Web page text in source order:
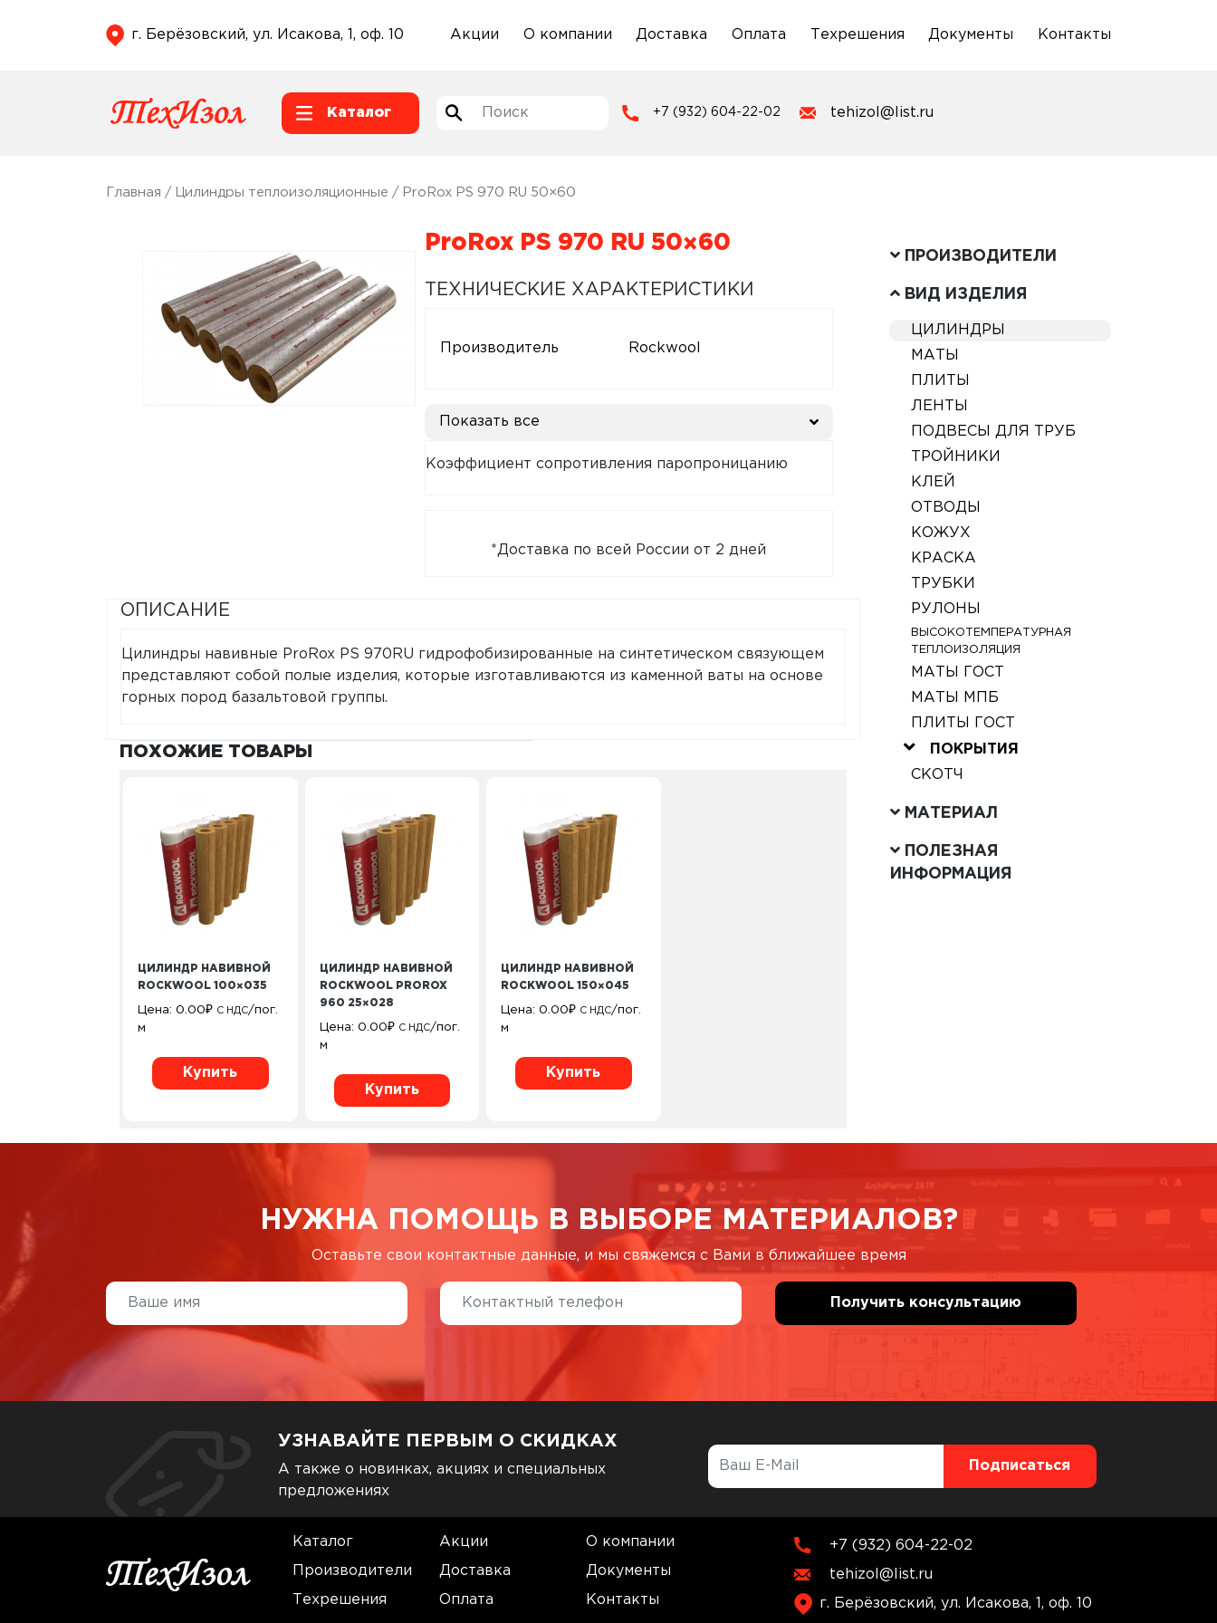
г. Берёзовский, ул. Исакова, 1, оф. 10 Акции О компании Доставка Оплата Техрешения Документы Контакты
Каталог +7 (932) 604-22-02 tehizol@list.ru
Главная / Цилиндры теплоизоляционные / ProRox PS 970 RU 50×60
ProRox PS 970 RU 50×60
ТЕХНИЧЕСКИЕ ХАРАКТЕРИСТИКИ
Производитель Rockwool
Показать все
Коэффициент сопротивления паропроницанию
*Доставка по всей России от 2 дней
ОПИСАНИЕ
Цилиндры навивные ProRox PS 970RU гидрофобизированные на синтетическом связующем
представляют собой полые изделия, которые изготавливаются из каменной ваты на основе
горных пород базальтовой группы.
ПОХОЖИЕ ТОВАРЫ
ЦИЛИНДР НАВИВНОЙ
ROCKWOOL 100×035
Цена: 0.00₽ С НДС/пог.
м
Купить
ЦИЛИНДР НАВИВНОЙ
ROCKWOOL PROROX
960 25×028
Цена: 0.00₽ С НДС/пог.
м
Купить
ЦИЛИНДР НАВИВНОЙ
ROCKWOOL 150×045
Цена:0.00₽ С НДС/пог.
м
Купить
ПРОИЗВОДИТЕЛИ
ВИД ИЗДЕЛИЯ
ЦИЛИНДРЫ
МАТЫ
ПЛИТЫ
ЛЕНТЫ
ПОДВЕСЫ ДЛЯ ТРУБ
ТРОЙНИКИ
КЛЕЙ
ОТВОДЫ
КОЖУХ
КРАСКА
ТРУБКИ
РУЛОНЫ
ВЫСОКОТЕМПЕРАТУРНАЯ
ТЕПЛОИЗОЛЯЦИЯ
МАТЫ ГОСТ
МАТЫ МПБ
ПЛИТЫ ГОСТ
ПОКРЫТИЯ
СКОТЧ
МАТЕРИАЛ
ПОЛЕЗНАЯ
ИНФОРМАЦИЯ
НУЖНА ПОМОЩЬ В ВЫБОРЕ МАТЕРИАЛОВ?
Оставьте свои контактные данные, и мы свяжемся с Вами в ближайшее время
УЗНАВАЙТЕ ПЕРВЫМ О СКИДКАХ
А также о новинках, акциях и специальных
предложениях
Каталог Акции О компании
Производители Доставка Документы
Техрешения Оплата Контакты
+7 (932) 604-22-02
tehizol@list.ru
г. Берёзовский, ул. Исакова, 1, оф. 10